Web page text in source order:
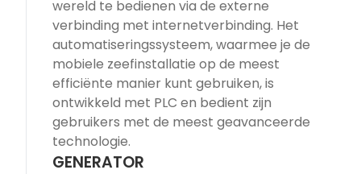
wereld te bedienen via de externe
verbinding met internetverbinding. Het
automatiseringssysteem, waarmee je de
mobiele zeefinstallatie op de meest
efficiënte manier kunt gebruiken, is
ontwikkeld met PLC en bedient zijn
gebruikers met de meest geavanceerde
technologie.
GENERATOR